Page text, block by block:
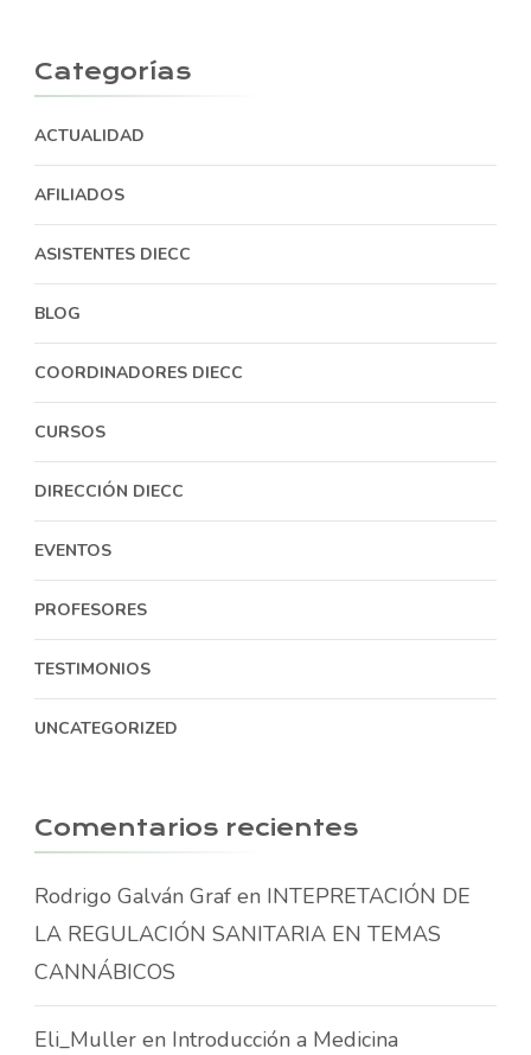
Categorías
ACTUALIDAD
AFILIADOS
ASISTENTES DIECC
BLOG
COORDINADORES DIECC
CURSOS
DIRECCIÓN DIECC
EVENTOS
PROFESORES
TESTIMONIOS
UNCATEGORIZED
Comentarios recientes
Rodrigo Galván Graf en INTEPRETACIÓN DE
LA REGULACIÓN SANITARIA EN TEMAS
CANNÁBICOS
Eli_Muller en Introducción a Medicina